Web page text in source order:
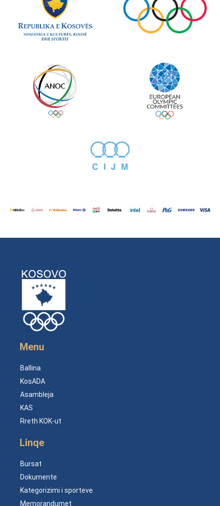
Menu
Ballina
KosADA
Asambleja
KAS
Rreth KOK-ut
Linqe
Bursat
Dokumente
Kategorizimi i sporteve
Memorandumet